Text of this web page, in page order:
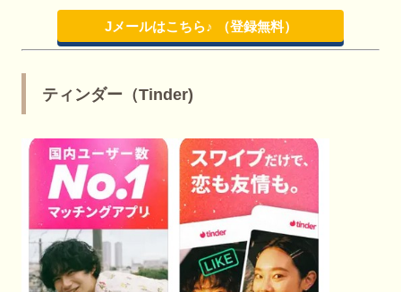
Jメールはこちら♪ （登録無料）
ティンダー（Tinder)